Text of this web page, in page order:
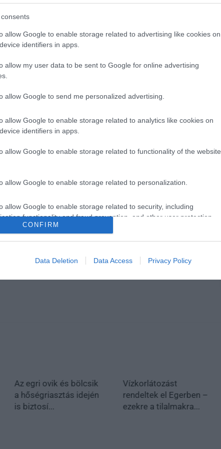
allow Google to enable storage related to advertising like cookies on
identifiers in apps.
allow my user data to be sent to Google for online advertising
allow Google to send me personalized advertising.
allow Google to enable storage related to analytics like cookies on
identifiers in apps.
allow Google to enable storage related to functionality of the website
allow Google to enable storage related to personalization.
allow Google to enable storage related to security, including
functionality and fraud prevention, and other user protection.
CONFIRM
Data Deletion Data Access Privacy Policy
) vagyok 33 éves, Budapestről.
Nagyon szép a városotok.
és szeretnék új életet kezdeni.
tartozni, ahol figyelnek egymásra az
Befogadják a betelepülőket?
az EGRI ÜGYEK Google Hírek oldalán!
Az egri ovik és bölcsik
a hőségriasztás idején
is biztosí...
Vízkorlátozást
rendeltek el Egerben –
ezekre a tilalmakra...